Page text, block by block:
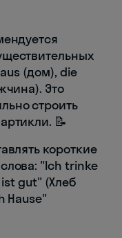
(дом), die
Это
строить
📝
короткие
"Ich trinke
ist gut" (Хлеб
Hause"